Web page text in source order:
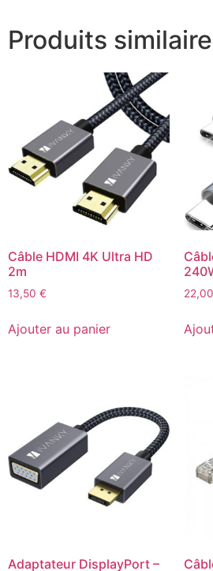
Produits
Câble HDMI 4K Ultra HD
2m
13,50 €
Ajouter au panier
22,00
Adaptateur DisplayPort –